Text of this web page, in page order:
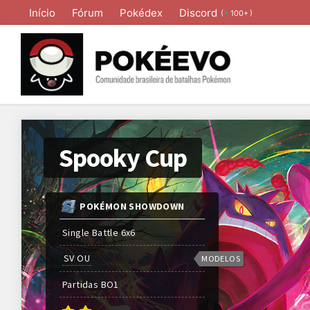
Início Fórum Pokédex Discord ( 100+ )
Spooky Cup
POKÉMON SHOWDOWN
Single Battle 6x6
SV OU
Partidas BO1
MODELOS